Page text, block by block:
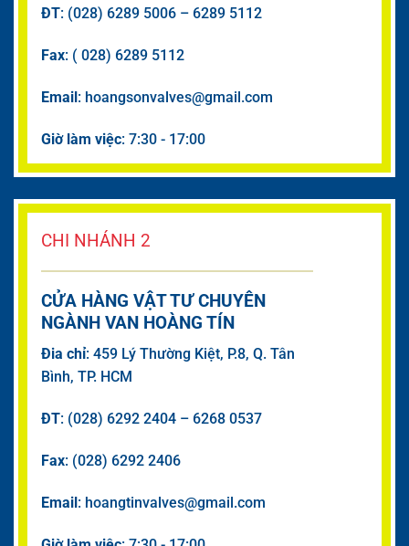
ĐT: (028) 6289 5006 – 6289 5112
Fax: ( 028) 6289 5112
Email: hoangsonvalves@gmail.com
Giờ làm việc: 7:30 - 17:00
CHI NHÁNH 2
CỬA HÀNG VẬT TƯ CHUYÊN
NGÀNH VAN HOÀNG TÍN
Đia chỉ: 459 Lý Thường Kiệt, P.8, Q. Tân
Bình, TP. HCM
ĐT: (028) 6292 2404 – 6268 0537
Fax: (028) 6292 2406
Email: hoangtinvalves@gmail.com